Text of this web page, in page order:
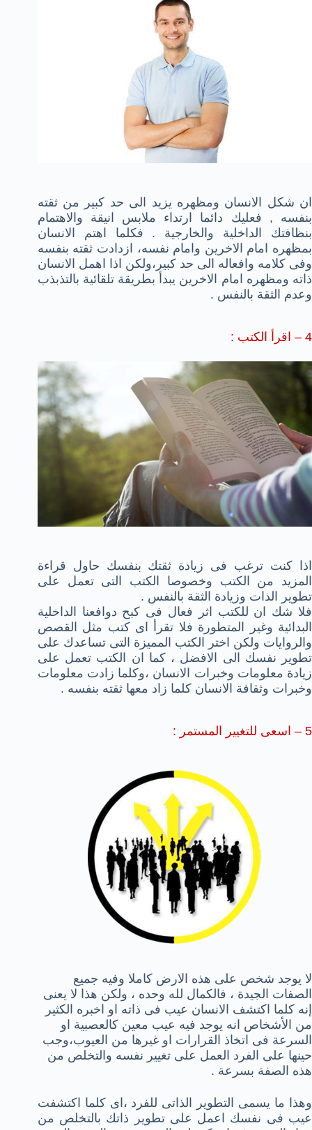
ان شكل الانسان ومظهره يزيد الى حد كبير من ثقته
بنفسه , فعليك دائما ارتداء ملابس انيقة والاهتمام
بنظافتك الداخلية والخارجية . فكلما اهتم الانسان
بمظهره امام الاخرين وامام نفسه، ازدادت ثقته بنفسه
وفى كلامه وافعاله الى حد كبير،ولكن اذا اهمل الانسان
ذاته ومظهره امام الاخرين يبدأ بطريقة تلقائية بالتذبذب
وعدم الثقة بالنفس .
4 – اقرأ الكتب :
اذا كنت ترغب فى زيادة ثقتك بنفسك حاول قراءة
المزيد من الكتب وخصوصا الكتب التى تعمل على
تطوير الذات وزيادة الثقة بالنفس .
فلا شك ان للكتب اثر فعال فى كبح دوافعنا الداخلية
البدائية وغير المتطورة فلا تقرأ اى كتب مثل القصص
والروايات ولكن اختر الكتب المميزة التى تساعدك على
تطوير نفسك الى الافضل ، كما ان الكتب تعمل على
زيادة معلومات وخبرات الانسان ،وكلما زادت معلومات
وخبرات وثقافة الانسان كلما زاد معها ثقته بنفسه .
5 – اسعى للتغيير المستمر :
لا يوجد شخص على هذه الارض كاملا وفيه جميع
الصفات الجيدة ، فالكمال لله وحده ، ولكن هذا لا يعنى
إنه كلما اكتشف الانسان عيب فى ذاته او اخبره الكثير
من الأشخاص انه يوجد فيه عيب معين كالعصبية او
السرعة فى اتخاذ القرارات او غيرها من العيوب،وجب
حينها على الفرد العمل على تغيير نفسه والتخلص من
هذه الصفة بسرعة .
وهذا ما يسمى التطوير الذاتى للفرد ،اى كلما اكتشفت
عيب فى نفسك اعمل على تطوير ذاتك بالتخلص من